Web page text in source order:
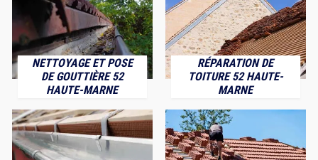
NETTOYAGE ET POSE
DE GOUTTIÈRE 52
HAUTE-MARNE
RÉPARATION DE
TOITURE 52 HAUTE-
MARNE